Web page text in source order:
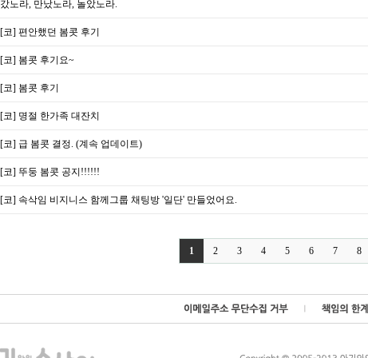
갔노라, 만났노라, 놀았노라.
[코] 편안했던 봄콧 후기
[코] 봄콧 후기요~
[코] 봄콧 후기
[코] 명절 한가족 대잔치
[코] 급 봄콧 결정. (계속 업데이트)
[코] 뚜둥 봄콧 공지!!!!!!
[코] 속삭임 비지니스 함께그룹 채팅방 '일단' 만들었어요.
1 2 3 4 5 6 7 8